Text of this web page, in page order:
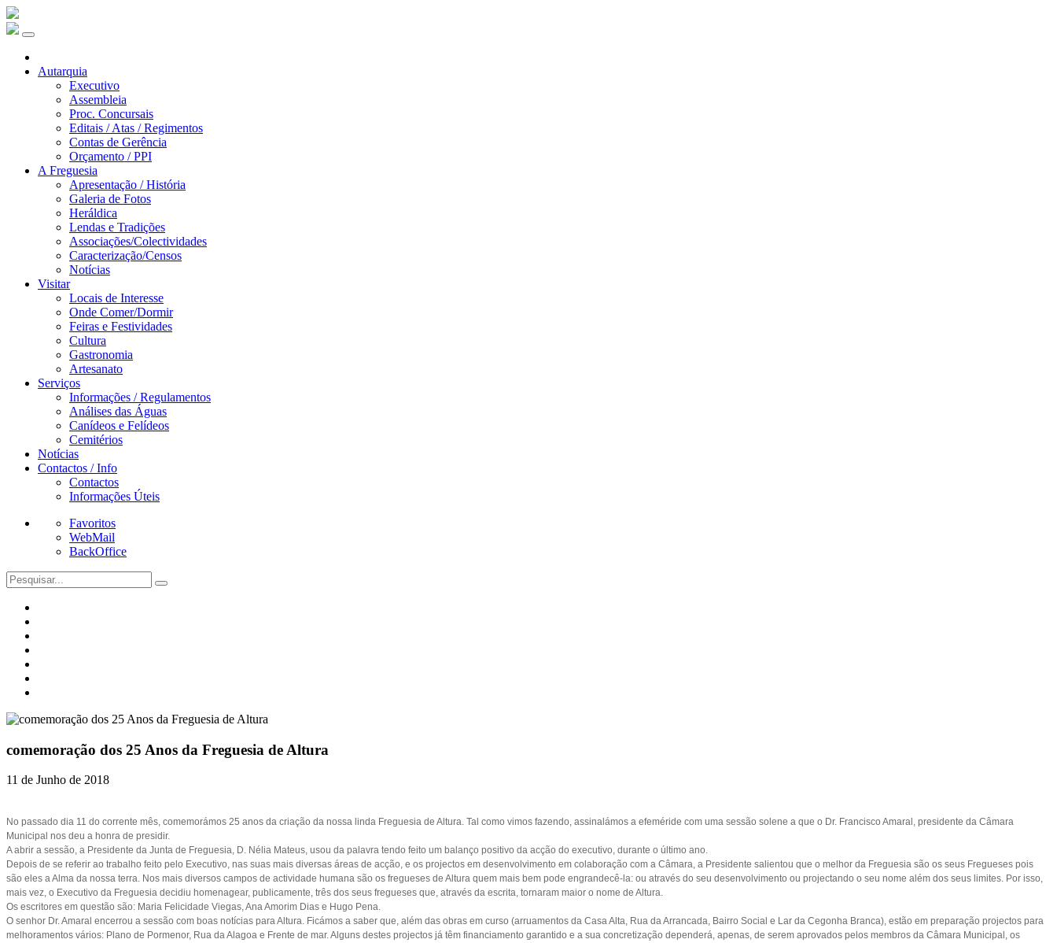
Autarquia
Executivo
Assembleia
Proc. Concursais
Editais / Atas / Regimentos
Contas de Gerência
Orçamento / PPI
A Freguesia
Apresentação / História
Galeria de Fotos
Heráldica
Lendas e Tradições
Associações/Colectividades
Caracterização/Censos
Notícias
Visitar
Locais de Interesse
Onde Comer/Dormir
Feiras e Festividades
Cultura
Gastronomia
Artesanato
Serviços
Informações / Regulamentos
Análises das Águas
Canídeos e Felídeos
Cemitérios
Notícias
Contactos / Info
Contactos
Informações Úteis
Favoritos
WebMail
BackOffice
comemoração dos 25 Anos da Freguesia de Altura
11 de Junho de 2018
No passado dia 11 do corrente mês, comemorámos 25 anos da criação da nossa linda Freguesia de Altura. Tal como vimos fazendo, assinalámos a efeméride com uma sessão solene a que o Dr. Francisco Amaral, presidente da Câmara
Municipal nos deu a honra de presidir.
A abrir a sessão, a Presidente da Junta de Freguesia, D. Nélia Mateus, usou da palavra tendo feito um balanço positivo da acção do executivo, durante o último ano.
Depois de se referir ao trabalho feito pelo Executivo, nas suas mais diversas áreas de acção, e os projectos em desenvolvimento em colaboração com a Câmara, a Presidente salientou que o melhor da Freguesia são os seus Fregueses pois
são eles a Alma da nossa terra. Nos mais diversos campos de actividade humana são os fregueses de Altura quem mais bem pode engrandecê-la: ou através do seu desenvolvimento ou projectando o seu nome além dos seus limites. Por isso,
mais vez, o Executivo da Freguesia decidiu homenagear, publicamente, três dos seus fregueses que, através da escrita, tornaram maior o nome de Altura.
Os escritores em questão são: Maria Felicidade Viegas, Ana Amorim Dias e Hugo Pena.
O senhor Dr. Amaral encerrou a sessão com boas notícias para Altura. Ficámos a saber que, além das obras em curso (arruamentos da Casa Alta, Rua da Arrancada, Bairro Social e Lar da Cegonha Branca), estão em preparação projectos para
melhoramentos vários: Plano de Pormenor, Rua da Alagoa e Frente de mar. Alguns destes projectos já têm financiamento garantido e a sua concretização dependerá, apenas, de serem aprovados pelos membros da Câmara Municipal, os